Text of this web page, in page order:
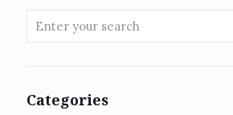
Categories